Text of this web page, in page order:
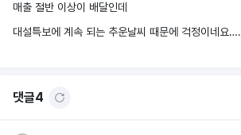
매출 절반 이상이 배달인데
대설특보에 계속 되는 추운날씨 때문에 걱정이네요….
댓글4